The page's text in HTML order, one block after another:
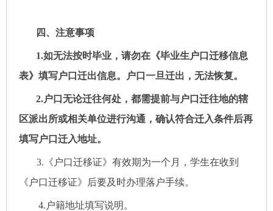
四、注意事项
1.如无法按时毕业，请勿在《毕业生户口迁移信息
表》填写户口迁出信息。户口一旦迁出，无法恢复。
2.户口无论迁往何处，都需提前与户口迁往地的辖
区派出所或相关单位进行沟通，确认符合迁入条件后再
填写户口迁入地址。
3.《户口迁移证》有效期为一个月，学生在收到
《户口迁移证》后要及时办理落户手续。
4.户籍地址填写说明。